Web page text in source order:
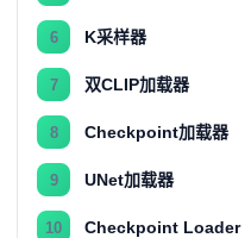
6 K采样器
7 双CLIP加载器
8 Checkpoint加载器
9 UNet加载器
10 Checkpoint Loader